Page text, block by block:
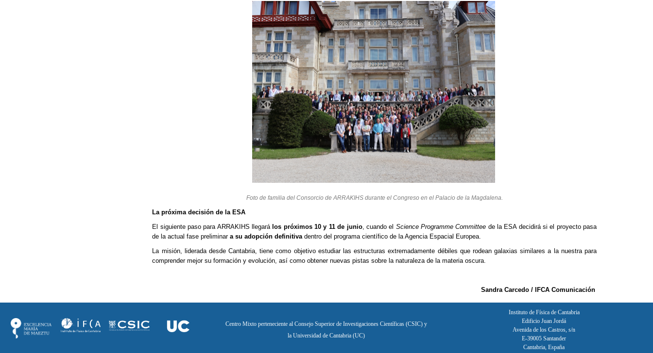
Foto de familia del Consorcio de ARRAKIHS durante el Congreso en el Palacio de la Magdalena.
La próxima decisión de la ESA
El siguiente paso para ARRAKIHS llegará los próximos 10 y 11 de junio, cuando el Science Programme Committee de la ESA decidirá si el proyecto pasa
de la actual fase preliminara su adopción definitivadentro del programa científico de la Agencia Espacial Europea.
La misión, liderada desde Cantabria, tiene como objetivo estudiar las estructuras extremadamente débiles que rodean galaxias similares a la nuestra para
comprender mejor su formación y evolución, así como obtener nuevas pistas sobre la naturaleza de la materia oscura.
Sandra Carcedo / IFCA Comunicación
Centro Mixto perteneciente al Consejo Superior de Investigaciones Científicas (CSIC) y
la Universidad de Cantabria (UC)
Instituto de Física de Cantabria
Edificio Juan Jordá
Avenida de los Castros, s/n
E-39005 Santander
Cantabria, España